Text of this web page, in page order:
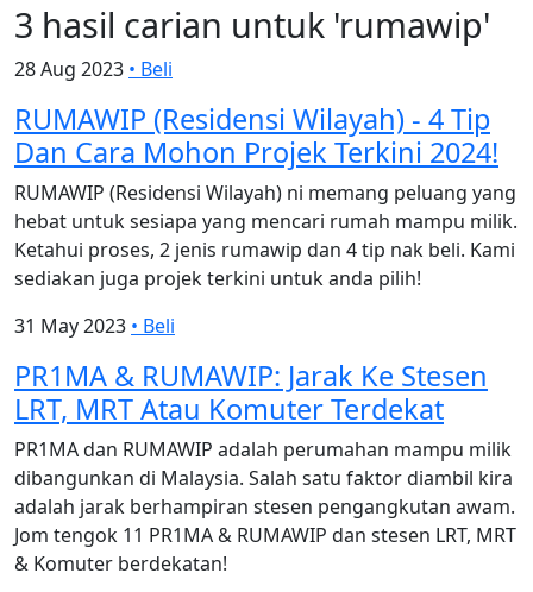
3 hasil carian untuk 'rumawip'
28 Aug 2023 • Beli
RUMAWIP (Residensi Wilayah) - 4 Tip
Dan Cara Mohon Projek Terkini 2024!
RUMAWIP (Residensi Wilayah) ni memang peluang yang
hebat untuk sesiapa yang mencari rumah mampu milik.
Ketahui proses, 2 jenis rumawip dan 4 tip nak beli. Kami
sediakan juga projek terkini untuk anda pilih!
31 May 2023 • Beli
PR1MA & RUMAWIP: Jarak Ke Stesen
LRT, MRT Atau Komuter Terdekat
PR1MA dan RUMAWIP adalah perumahan mampu milik
dibangunkan di Malaysia. Salah satu faktor diambil kira
adalah jarak berhampiran stesen pengangkutan awam.
Jom tengok 11 PR1MA & RUMAWIP dan stesen LRT, MRT
& Komuter berdekatan!